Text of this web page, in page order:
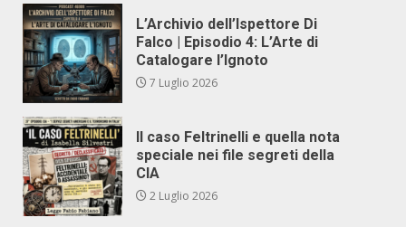
L’Archivio dell’Ispettore Di
Falco | Episodio 4: L’Arte di
Catalogare l’Ignoto
7 Luglio 2026
Il caso Feltrinelli e quella nota
speciale nei file segreti della
CIA
2 Luglio 2026